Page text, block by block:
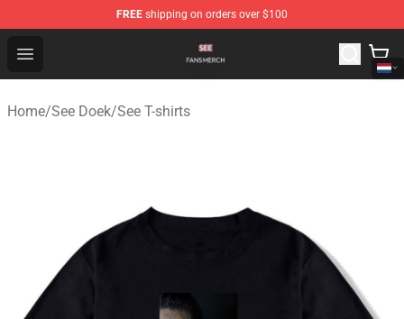
FREE shipping on orders over $100
Open menu
See Shop - Official See Merchandise Store
Home/See Doek/See T-shirts